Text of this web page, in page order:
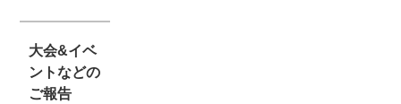
大会&イベ
ントなどの
ご報告